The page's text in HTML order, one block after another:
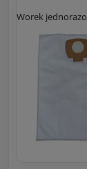
Worek